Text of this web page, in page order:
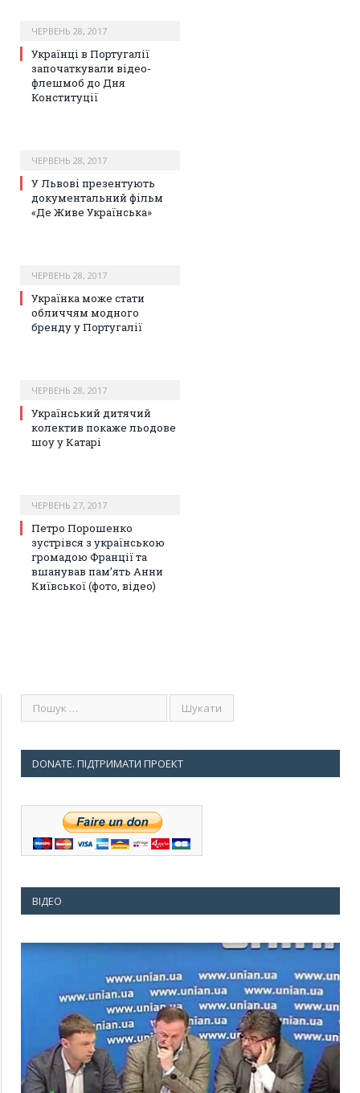
ЧЕРВЕНЬ 28, 2017
Українці в Португалії
започаткували відео-
флешмоб до Дня
Конституції
ЧЕРВЕНЬ 28, 2017
У Львові презентують
документальний фільм
«Де Живе Українська»
ЧЕРВЕНЬ 28, 2017
Українка може стати
обличчям модного
бренду у Португалії
ЧЕРВЕНЬ 28, 2017
Український дитячий
колектив покаже льодове
шоу у Катарі
ЧЕРВЕНЬ 27, 2017
Петро Порошенко
зустрівся з українською
громадою Франції та
вшанував пам’ять Анни
Київської (фото, відео)
DONATE. ПІДТРИМАТИ ПРОЕКТ
ВІДЕО